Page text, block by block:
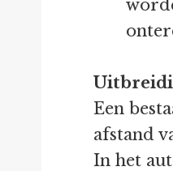
Een
afstand
In het